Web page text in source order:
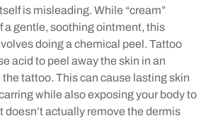
is misleading. While “cream”
a gentle, soothing ointment, this
doing a chemical peel. Tattoo
acid to peel away the skin in an
tattoo. This can cause lasting skin
while also exposing your body to
doesn’t actually remove the dermis